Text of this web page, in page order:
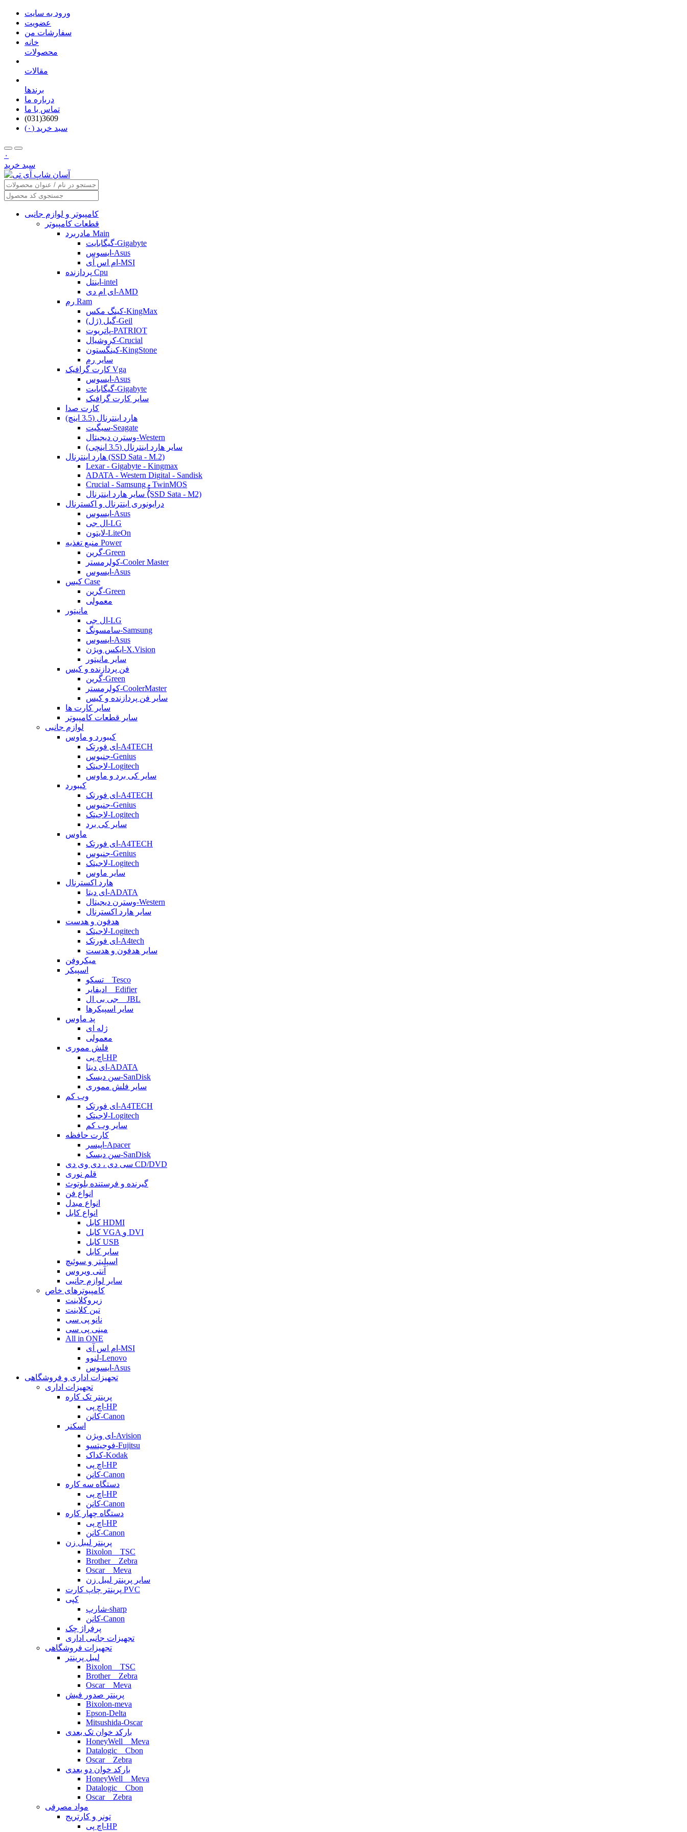
ورود به سایت
عضویت
سفارشات من
خانه
محصولات
مقالات
برندها
درباره ما
تماس با ما
(031)3609
سبد خرید (۰)
۰
سبد خرید
کامپیوتر و لوازم جانبی
قطعات کامپیوتر
مادربرد Main
گیگابایت-Gigabyte
ایسوس-Asus
ام اس آی-MSI
پردازنده Cpu
اینتل-intel
ای ام دی-AMD
رم Ram
کینگ مکس-KingMax
گیل (ژل)-Geil
پاتریوت-PATRIOT
کروشیال-Crucial
کینگستون-KingStone
سایر رم
کارت گرافیک Vga
ایسوس-Asus
گیگابایت-Gigabyte
سایر کارت گرافیک
کارت صدا
هارد اینترنال (3.5 اینچ)
سیگیت-Seagate
وسترن دیجیتال-Western
سایر هارد اینترنال (3.5 اینچی)
هارد اینترنال (SSD Sata - M.2)
Lexar - Gigabyte - Kingmax
ADATA - Western Digital - Sandisk
Crucial - Samsung - TwinMOS
سایر هارد اینترنال (ُُُِSSD Sata - M2)
درایونوری اینترنال و اکسترنال
ایسوس-Asus
ال جی-LG
لایتون-LiteOn
منبع تغذیه Power
گرین-Green
کولرمستر-Cooler Master
ایسوس-Asus
کیس Case
گرین-Green
معمولی
مانیتور
ال جی-LG
سامسونگ-Samsung
ایسوس-Asus
ایکس ویژن-X.Vision
سایر مانیتور
فن پردازنده و کیس
گرین-Green
کولرمستر-CoolerMaster
سایر فن پردازنده و کیس
سایر کارت ها
سایر قطعات کامپیوتر
لوازم جانبی
کیبورد و ماوس
ای فورتک-A4TECH
جنیوس-Genius
لاجیتک-Logitech
سایر کی برد و ماوس
کیبورد
ای فورتک-A4TECH
جنیوس-Genius
لاجیتک-Logitech
سایر کی برد
ماوس
ای فورتک-A4TECH
جنیوس-Genius
لاجیتک-Logitech
سایر ماوس
هارد اکسترنال
ای دیتا-ADATA
وسترن دیجیتال-Western
سایر هارد اکسترنال
هدفون و هدست
لاجیتک-Logitech
ای فورتک-A4tech
سایر هدفون و هدست
میکروفن
اسپیکر
تسکو _ Tesco
ادیفایر _ Edifier
جی بی ال _ JBL
سایر اسپیکرها
پد ماوس
ژله ای
معمولی
فلش مموری
اچ پی-HP
ای دیتا-ADATA
سن دیسک-SanDisk
سایر فلش مموری
وب کم
ای فورتک-A4TECH
لاجیتک-Logitech
سایر وب کم
کارت حافظه
اپیسر-Apacer
سن دیسک-SanDisk
سی دی ، دی وی دی CD/DVD
قلم نوری
گیرنده و فرستنده بلوتوث
انواع فن
انواع مبدل
انواع کابل
کابل HDMI
کابل VGA و DVI
کابل USB
سایر کابل
اسپلیتر و سوئیچ
آنتی ویروس
سایر لوازم جانبی
کامپیوترهای خاص
زیروکلاینت
تین کلاینت
نانو پی سی
مینی پی سی
All in ONE
ام اس آی-MSI
لنوو-Lenovo
ایسوس-Asus
تجهیزات اداری و فروشگاهی
تجهیزات اداری
پرینتر تک کاره
اچ پی-HP
کانن-Canon
اسکنر
ای ویژن-Avision
فوجیتسو-Fujitsu
کداک-Kodak
اچ پی-HP
کانن-Canon
دستگاه سه کاره
اچ پی-HP
کانن-Canon
دستگاه چهار کاره
اچ پی-HP
کانن-Canon
پرینتر لیبل زن
Bixolon _ TSC
Brother _ Zebra
Oscar _ Meva
سایر پرینتر لیبل زن
پرینتر چاپ کارت PVC
کپی
شارپ-sharp
کانن-Canon
پرفراژ چک
تجهیزات جانبی اداری
تجهیزات فروشگاهی
لیبل پرینتر
Bixolon _ TSC
Brother _ Zebra
Oscar _ Meva
پرینتر صدور فیش
Bixolon-meva
Epson-Delta
Mitsushida-Oscar
بارکد خوان تک بعدی
HoneyWell _ Meva
Datalogic _ Cbon
Oscar _ Zebra
بارکد خوان دو بعدی
HoneyWell _ Meva
Datalogic _ Cbon
Oscar _ Zebra
مواد مصرفی
تونر و کارتریج
اچ پی-HP